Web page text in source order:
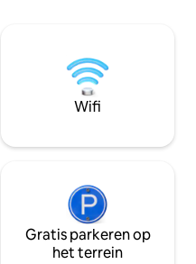
Grote
groep per
Wifi
Gratis parkeren op
het terrein